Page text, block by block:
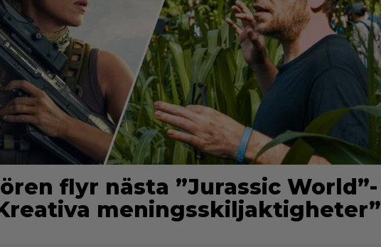
flyr nästa ”Jurassic World”-
meningsskiljaktigheter”